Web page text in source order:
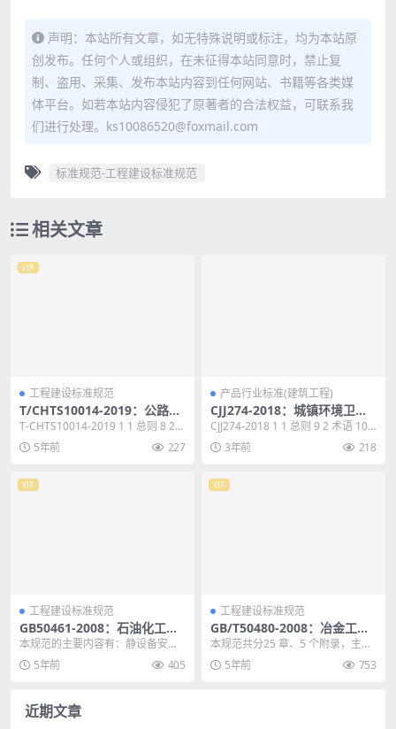
声明：本站所有文章，如无特殊说明或标注，均为本站原
创发布。任何个人或组织，在未征得本站同意时，禁止复
制、盗用、采集、发布本站内容到任何网站、书籍等各类媒
体平台。如若本站内容侵犯了原著者的合法权益，可联系我
们进行处理。ks10086520@foxmail.com
标准规范-工程建设标准规范
相关文章
VIP
工程建设标准规范
T/CHTS10014-2019：公路特
大桥梁供配电系统设备状态评
估规程
T-CHTS10014-2019 1 1 总则 8 2
术语和符号 9 2.1 ...
5年前 227
产品行业标准(建筑工程)
CJJ274-2018：城镇环境卫生
设施除臭技术标准
CJJ274-2018 1 1 总则 9 2 术语 10 3
基本规定 12 4...
3年前 218
VIP
工程建设标准规范
GB50461-2008：石油化工静
设备安装工程施工质量验收规
范
本规范的主要内容有：静设备安装
的基本规定；基础复测及处理、地
脚螺栓、垫铁的规定；...
5年前 405
VIP
工程建设标准规范
GB/T50480-2008：冶金工业
岩土勘察原位测试规范
本规范共分25 章、5 个附录，主要
内容有:总则，术语和符号，基本规
定，载荷试验...
5年前 753
近期文章